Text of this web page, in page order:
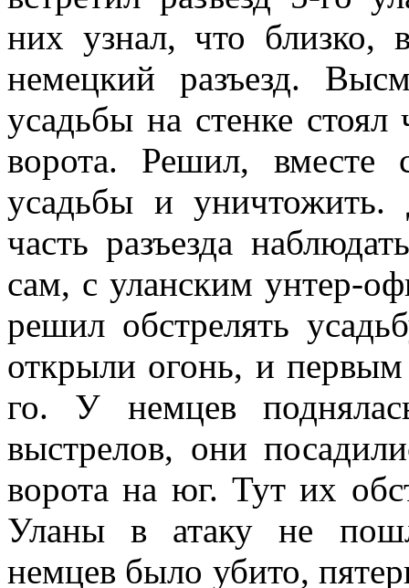
них узнал, что близко,
немецкий разъезд.
усадьбы на стенке
во­рота. Решил, вместе
усадьбы и
часть разъезда
сам, с уланским унтер-
решил обстрелять
открыли огонь, и
го. У немцев
выстрелов, они
ворота на юг. Тут их
Уланы в атаку не
немцев было убито,